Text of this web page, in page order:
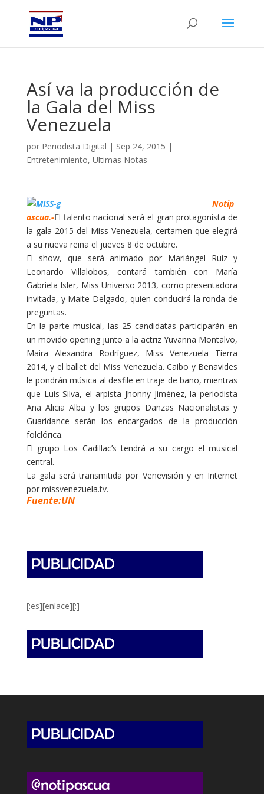
Así va la producción de
la Gala del Miss
Venezuela
por Periodista Digital | Sep 24, 2015 |
Entretenimiento, Ultimas Notas
Notip
ascua.-El talento nacional será el gran protagonista de
la gala 2015 del Miss Venezuela, certamen que elegirá
a su nueva reina el jueves 8 de octubre.
El show, que será animado por Mariángel Ruiz y
Leonardo Villalobos, contará también con María
Gabriela Isler, Miss Universo 2013, como presentadora
invitada, y Maite Delgado, quien conducirá la ronda de
preguntas.
En la parte musical, las 25 candidatas participarán en
un movido opening junto a la actriz Yuvanna Montalvo,
Maira Alexandra Rodríguez, Miss Venezuela Tierra
2014, y el ballet del Miss Venezuela. Caibo y Benavides
le pondrán música al desfile en traje de baño, mientras
que Luis Silva, el arpista Jhonny Jiménez, la periodista
Ana Alicia Alba y los grupos Danzas Nacionalistas y
Guaridance serán los encargados de la producción
folclórica.
El grupo Los Cadillac’s tendrá a su cargo el musical
central.
La gala será transmitida por Venevisión y en Internet
por missvenezuela.tv.
Fuente:UN
[:es][enlace][:]